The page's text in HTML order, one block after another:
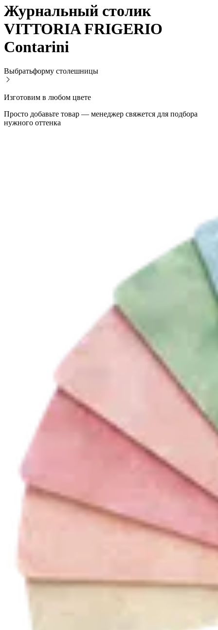
Журнальный столик
VITTORIA FRIGERIO
Contarini
Выбратьформу столешницы
Изготовим в любом цвете
Просто добавьте товар — менеджер свяжется для подбора
нужного оттенка